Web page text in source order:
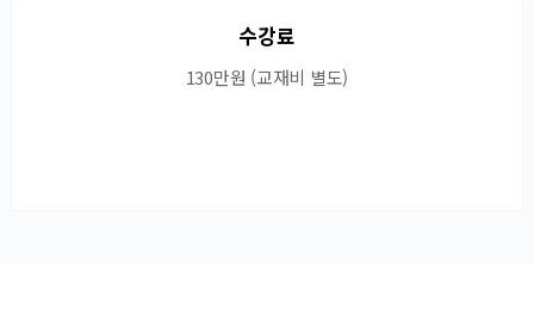
수강료
130만원 (교재비 별도)